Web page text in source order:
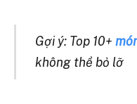
Gợi ý: Top 10+
không thể bỏ lỡ